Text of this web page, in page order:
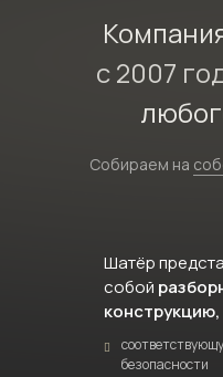
с 2007
Собираем на
Шатёр
собой
конструкцию,
безопасности